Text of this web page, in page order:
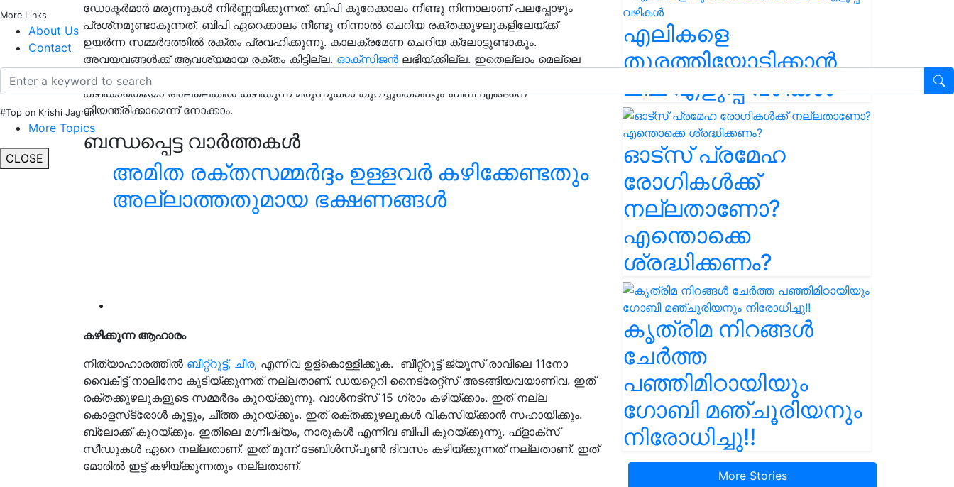
More Links
About Us
Contact
#Top on Krishi Jagran
More Topics
CLOSE
ഡോക്ടര്‍മാര്‍ മരുന്നുകള്‍ നിര്‍ണ്ണയിക്കുന്നത്. ബിപി കുറേക്കാലം നീണ്ടു നിന്നാലാണ് പലപ്പോഴും
പ്രശ്‌നമുണ്ടാകുന്നത്. ബിപി ഏറെക്കാലം നീണ്ടു നിന്നാല്‍ ചെറിയ രക്തക്കുഴലുകളിലേയ്ക്ക്
ഉയര്‍ന്ന സമ്മര്‍ദത്തില്‍ രക്തം പ്രവഹിക്കുന്നു. കാലക്രമേണ ചെറിയ ക്ലോട്ടുണ്ടാകും.
അവയവങ്ങള്‍ക്ക് ആവശ്യമായ രക്തം കിട്ടില്ല. ഓക്‌സിജന്‍ ലഭിയ്ക്കില്ല. ഇതെല്ലാം മെല്ലെ
മെല്ലെ അവയവങ്ങളെ കേടു വരുത്തും. രക്തത്തിന് സമ്മര്‍ദം ഏറുന്നു. മരുന്നുകൾ
കഴിക്കാതെയോ അല്ലെങ്കിൽ കഴിക്കുന്ന മരുന്നുകൾ കുറച്ചുകൊണ്ടും ബിപി എങ്ങനെ
നിയന്ത്രിക്കാമെന്ന് നോക്കാം.
ബന്ധപ്പെട്ട വാർത്തകൾ
അമിത രക്തസമ്മർദ്ദം ഉള്ളവർ കഴിക്കേണ്ടതും
അല്ലാത്തതുമായ ഭക്ഷണങ്ങൾ
കഴിക്കുന്ന ആഹാരം
നിത്യാഹാരത്തിൽ ബീറ്റ്‌റൂട്ട്, ചീര, എന്നിവ ഉള്കൊള്ളിക്കുക. ബീറ്റ്‌റൂട്ട് ജ്യൂസ് രാവിലെ 11നോ
വൈകീട്ട് നാലിനോ കുടിയ്ക്കുന്നത് നല്ലതാണ്. ഡയറ്റെറി നൈട്രേറ്റ്‌സ് അടങ്ങിയവയാണിവ. ഇത്
രക്തക്കുഴലുകളുടെ സമ്മര്‍ദം കുറയ്ക്കുന്നു. വാള്‍നട്‌സ് 15 ഗ്രാം കഴിയ്ക്കാം. ഇത് നല്ല
കൊളസ്‌ട്രോള്‍ കൂട്ടും, ചീ്ത്ത കുറയ്ക്കും. ഇത് രക്തക്കുഴലുകള്‍ വികസിയ്ക്കാന്‍ സഹായിക്കും.
ബ്ലോക്ക് കുറയ്ക്കും. ഇതിലെ മഗ്നീഷ്യം, നാരുകള്‍ എന്നിവ ബിപി കുറയ്ക്കുന്നു. ഫ്‌ളാക്‌സ്
സീഡുകള്‍ ഏറെ നല്ലതാണ്. ഇത് മൂന്ന് ടേബിള്‍സ്പൂണ്‍ ദിവസം കഴിയ്ക്കുന്നത് നല്ലതാണ്. ഇത്
മോരില്‍ ഇട്ട് കഴിയ്ക്കുന്നതും നല്ലതാണ്.
എലികളെ
തുരത്തിയോടിക്കാൻ
ചില എളുപ്പ വഴികൾ
ഓട്സ് പ്രമേഹ
രോഗികൾക്ക്
നല്ലതാണോ?
എന്തൊക്കെ
ശ്രദ്ധിക്കണം?
കൃത്രിമ നിറങ്ങൾ
ചേർത്ത
പഞ്ഞിമിഠായിയും
ഗോബി മഞ്ചൂരിയനും
നിരോധിച്ചു!!
More Stories